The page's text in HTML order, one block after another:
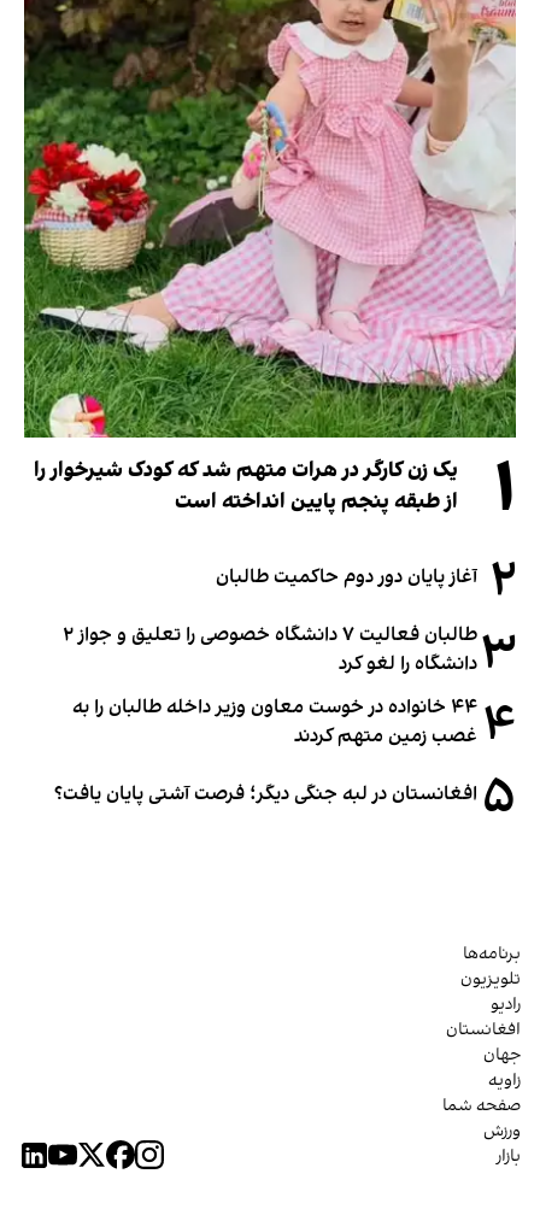
۱
یک زن کارگر در هرات متهم شد که کودک شیرخوار را
از طبقه پنجم پایین انداخته است
۲ آغاز پایان دور دوم حاکمیت طالبان
۳
طالبان فعالیت ۷ دانشگاه خصوصی را تعلیق و جواز ۲
دانشگاه را لغو کرد
۴
۴۴ خانواده در خوست معاون وزیر داخله طالبان را به
غصب زمین متهم کردند
۵ افغانستان در لبه جنگی دیگر؛ فرصت آشتی پایان یافت؟
برنامه‌ها
تلویزیون
رادیو
افغانستان
جهان
زاویه
صفحه شما
ورزش
بازار